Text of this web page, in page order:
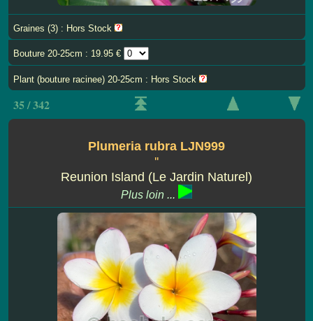
Graines (3) : Hors Stock
Bouture 20-25cm : 19.95 €
Plant (bouture racinee) 20-25cm : Hors Stock
35 / 342
Plumeria rubra LJN999
''
Reunion Island (Le Jardin Naturel)
Plus loin ...